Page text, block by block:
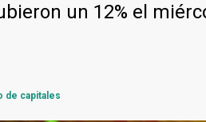
un 12% el
de capitales